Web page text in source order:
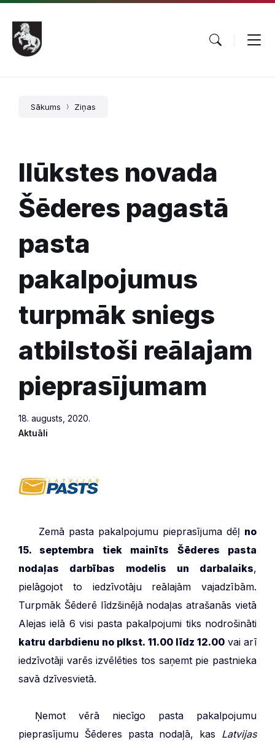
Pāriet
saturu
Skip
main
navigation
Skip
footer
Sākums Ziņas
Ilūkstes novada
Šēderes pagastā
pasta
pakalpojumus
turpmāk sniegs
atbilstoši reālajam
pieprasījumam
18. augusts, 2020.
Aktuāli
Zemā pasta pakalpojumu pieprasījuma dēļ no
15. septembra tiek mainīts Šēderes pasta
nodaļas darbības modelis un darbalaiks,
pielāgojot to iedzīvotāju reālajām vajadzībām.
Turpmāk Šēderē līdzšinējā nodaļas atrašanās vietā
Alejas ielā 6 visi pasta pakalpojumi tiks nodrošināti
katru darbdienu no plkst. 11.00 līdz 12.00vai arī
iedzīvotāji varēs izvēlēties tos saņemt pie pastnieka
savā dzīvesvietā.
Ņemot vērā niecīgo pasta pakalpojumu
pieprasījumu Šēderes pasta nodaļā, kas Latvijas